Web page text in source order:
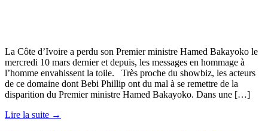
La Côte d’Ivoire a perdu son Premier ministre Hamed Bakayoko le
mercredi 10 mars dernier et depuis, les messages en hommage à
l’homme envahissent la toile. Très proche du showbiz, les acteurs
de ce domaine dont Bebi Phillip ont du mal à se remettre de la
disparition du Premier ministre Hamed Bakayoko. Dans une […]
Lire la suite →